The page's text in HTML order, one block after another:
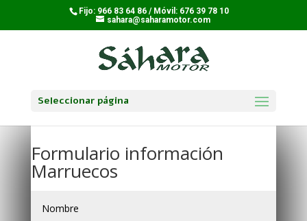
Fijo: 966 83 64 86 / Móvil: 676 39 78 10
sahara@saharamotor.com
Seleccionar página
Formulario información
Marruecos